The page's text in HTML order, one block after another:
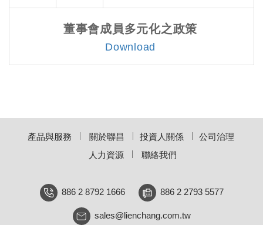
董事會成員多元化之政策
Download
產品與服務 關於聯昌 投資人關係
公司治理
人力資源
聯絡我們
886 2 8792 1666 886 2 2793 5577
sales@lienchang.com.tw